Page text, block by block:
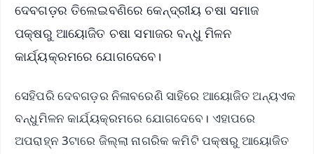
ଦେବଗଡ଼ର ତିଲେଇବଣିରେ କେନ୍ଦ୍ରୀୟ ଚଷା ସମାଜ
ପକ୍ଷରୁ ଆୟୋଜିତ ଚଷା ସମାଜର ବନ୍ଧୁ ମିଳନ
କାର୍ଯ୍ୟକ୍ରମରେ ଯୋଗଦେବେ।
ସେହିପରି ଦେବଗଡ଼ର ନିଳାବରେଣି ସାହିରେ ଆୟୋଜିତ ଅନ୍ୟଏକ
ବନ୍ଧୁମିଳନ କାର୍ଯ୍ୟକ୍ରମରେ ଯୋଗଦେବେ। ଏହାପରେ
ଅପରାହ୍ନ 3ଟାରେ ଜିଲ୍ଲା ନାଗରିକ କମିଟି ପକ୍ଷରୁ ଆୟୋଜିତ